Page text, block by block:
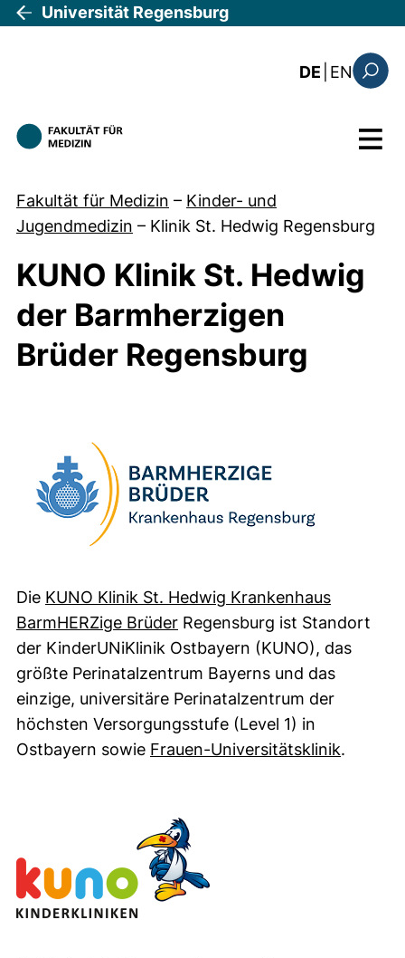
Direkt zum Inhalt
Universität Regensburg
DE EN: the
Menü
Fakultät für Medizin – Kinder- und
Jugendmedizin – Klinik St. Hedwig Regensburg
KUNO Klinik St. Hedwig
der Barmherzigen
Brüder Regensburg
Die KUNO Klinik St. Hedwig Krankenhaus
BarmHERZige Brüder(externer Link, öffnet neues
Regensburg ist Standort
der KinderUNiKlinik Ostbayern (KUNO), das
größte Perinatalzentrum Bayerns und das
einzige, universitäre Perinatalzentrum der
höchsten Versorgungsstufe (Level 1) in
Ostbayern sowie Frauen-Universitätsklinik.